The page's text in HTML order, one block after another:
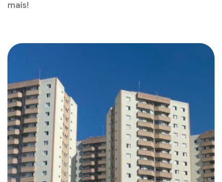
mais!